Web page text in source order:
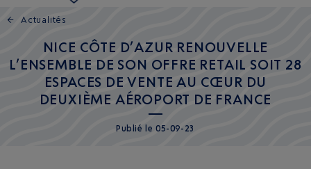
← Actualités
NICE CÔTE D’AZUR RENOUVELLE
L’ENSEMBLE DE SON OFFRE RETAIL SOIT 28
ESPACES DE VENTE AU CŒUR DU
DEUXIÈME AÉROPORT DE FRANCE
Publié le 05-09-23